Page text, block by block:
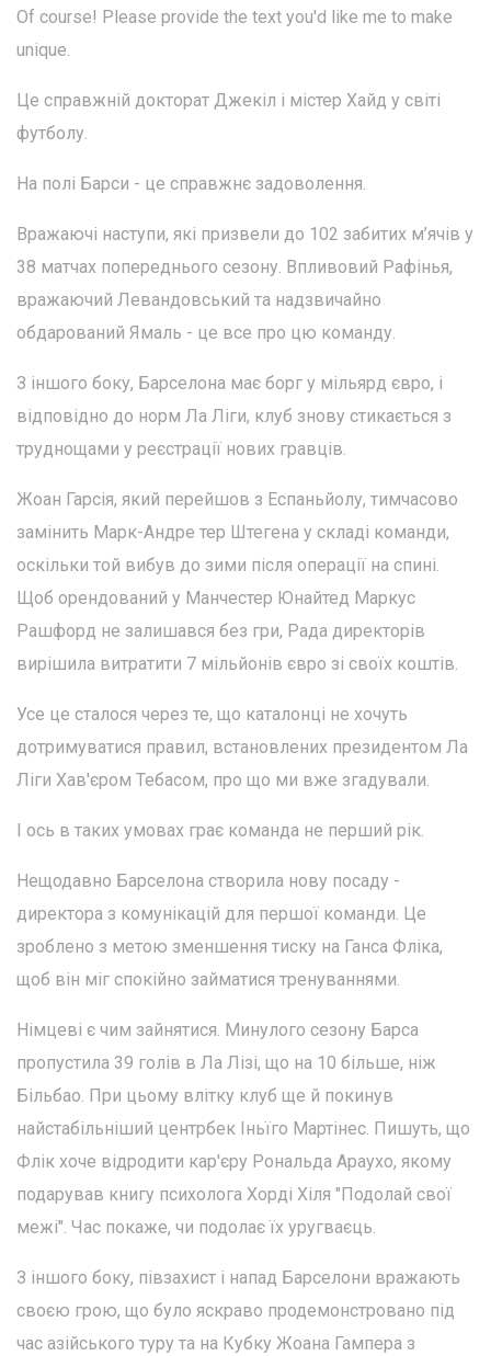
Of course! Please provide the text you'd like me to make
unique.
Це справжній докторат Джекіл і містер Хайд у світі
футболу.
На полі Барси - це справжнє задоволення.
Вражаючі наступи, які призвели до 102 забитих м’ячів у
38 матчах попереднього сезону. Впливовий Рафінья,
вражаючий Левандовський та надзвичайно
обдарований Ямаль - це все про цю команду.
З іншого боку, Барселона має борг у мільярд євро, і
відповідно до норм Ла Ліги, клуб знову стикається з
труднощами у реєстрації нових гравців.
Жоан Гарсія, який перейшов з Еспаньйолу, тимчасово
замінить Марк-Андре тер Штегена у складі команди,
оскільки той вибув до зими після операції на спині.
Щоб орендований у Манчестер Юнайтед Маркус
Рашфорд не залишався без гри, Рада директорів
вирішила витратити 7 мільйонів євро зі своїх коштів.
Усе це сталося через те, що каталонці не хочуть
дотримуватися правил, встановлених президентом Ла
Ліги Хав'єром Тебасом, про що ми вже згадували.
І ось в таких умовах грає команда не перший рік.
Нещодавно Барселона створила нову посаду -
директора з комунікацій для першої команди. Це
зроблено з метою зменшення тиску на Ганса Фліка,
щоб він міг спокійно займатися тренуваннями.
Німцеві є чим зайнятися. Минулого сезону Барса
пропустила 39 голів в Ла Лізі, що на 10 більше, ніж
Більбао. При цьому влітку клуб ще й покинув
найстабільніший центрбек Іньїго Мартінес. Пишуть, що
Флік хоче відродити кар'єру Рональда Араухо, якому
подарував книгу психолога Хорді Хіля "Подолай свої
межі". Час покаже, чи подолає їх уругваєць.
З іншого боку, півзахист і напад Барселони вражають
своєю грою, що було яскраво продемонстровано під
час азійського туру та на Кубку Жоана Гампера з